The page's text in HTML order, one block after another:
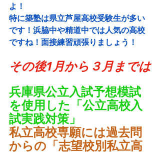
よ！
特に築塾は県立芦屋高校受験生が多い
です！浜脇中や精道中では人気の高校
ですね！面接練習頑張りましょう！
その後1月から３月までは
兵庫県公立入試予想模試
を使用した「公立高校入
試実践対策」
私立高校専願には過去問
からの「志望校別私立高